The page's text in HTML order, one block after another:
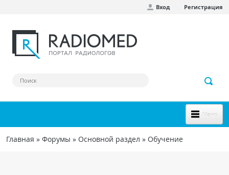
Вход Регистрация
Меню
НОВОЕ НА САЙТЕ
Вы здесь
Главная » Форумы » Основной раздел » Обучение